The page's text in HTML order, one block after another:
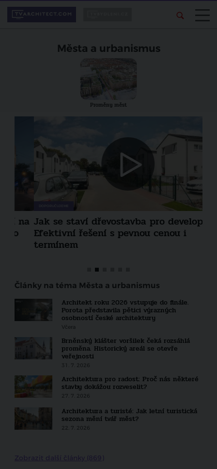
Města a urbanismus
Proměny měst
Jak se staví dřevostavba pro developery:
Efektivní řešení s pevnou cenou i
termínem
Články na téma Města a urbanismus
Architekt roku 2026 vstupuje do finále.
Porota představila pětici výrazných
osobností české architektury
Včera
Brněnský klášter voršilek čeká rozsáhlá
proměna. Historický areál se otevře
veřejnosti
31. 7. 2026
Architektura pro radost: Proč nás některé
stavby dokážou rozveselit?
27. 7. 2026
Architektura a turisté: Jak letní turistická
sezona mění tvář měst?
22. 7. 2026
Zobrazit další články (869)